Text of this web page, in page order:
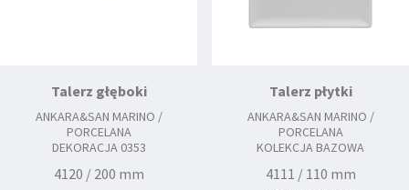
Talerz głęboki
ANKARA&SAN MARINO /
PORCELANA
DEKORACJA 0353
4120 / 200 mm
Talerz płytki
ANKARA&SAN MARINO /
PORCELANA
KOLEKCJA BAZOWA
4111 / 110 mm